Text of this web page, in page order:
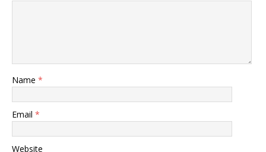
Name *
Email *
Website